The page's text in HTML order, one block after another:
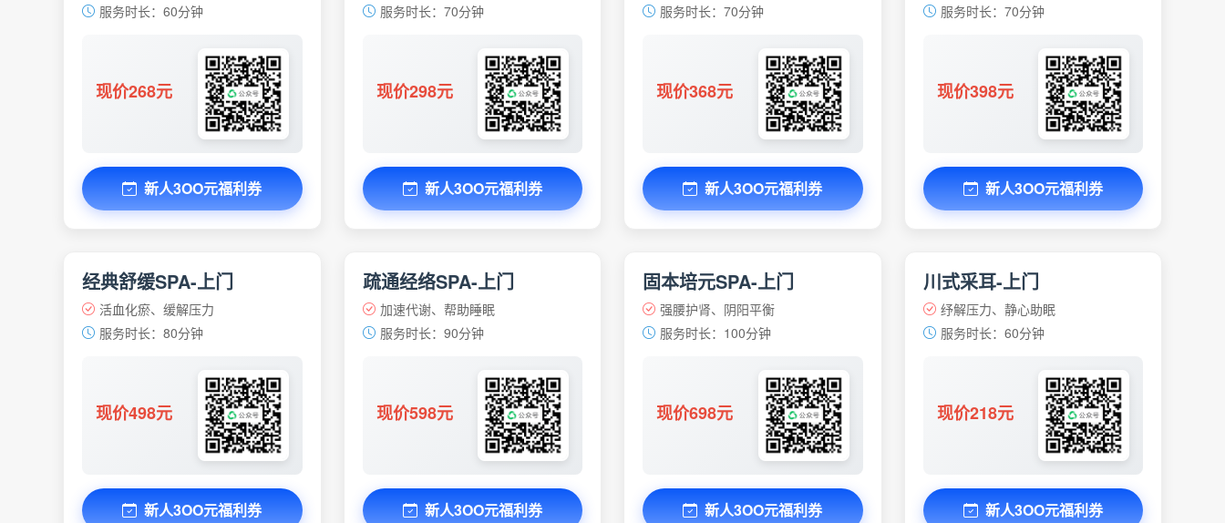
服务时长：60分钟
现价268元
新人3OO元福利券
服务时长：70分钟
现价298元
新人3OO元福利券
服务时长：70分钟
现价368元
新人3OO元福利券
服务时长：70分钟
现价398元
新人3OO元福利券
经典舒缓SPA-上门
活血化瘀、缓解压力
服务时长：80分钟
现价498元
新人3OO元福利券
疏通经络SPA-上门
加速代谢、帮助睡眠
服务时长：90分钟
现价598元
新人3OO元福利券
固本培元SPA-上门
强腰护肾、阴阳平衡
服务时长：100分钟
现价698元
新人3OO元福利券
川式采耳-上门
纾解压力、静心助眠
服务时长：60分钟
现价218元
新人3OO元福利券